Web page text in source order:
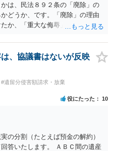
は、民法８９２条の「廃除」の
どうか、です。「廃除」の理由
か、「重大な侮辱」を受けた
９３条）。 弁護士に具体的な事
か、実際に法律相談を受けるこ
、協議書はないが反映
#遺留分侵害額請求・放棄
役にたった 10
の分割（たとえば預金の解約）
答いたします。 ＡＢＣ間の遺産